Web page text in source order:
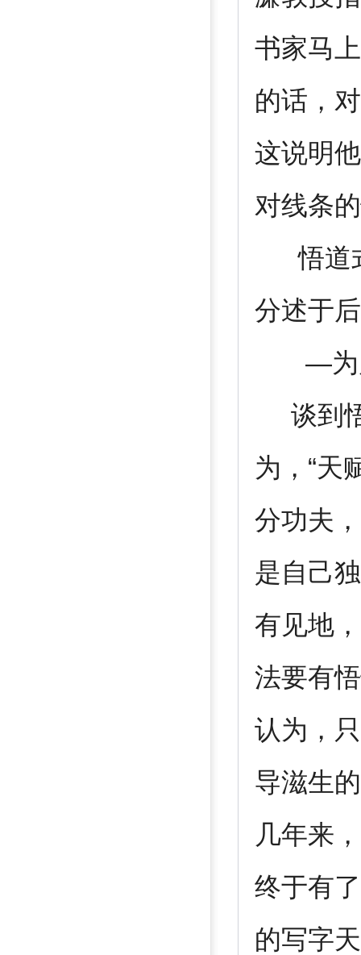
书家马
的话，
这说明
对线条
悟道式
分述于
—为
谈到悟
为，“天
分功夫
是自己
有见地
法要有
认为，
导滋生
几年来
终于有
的写字